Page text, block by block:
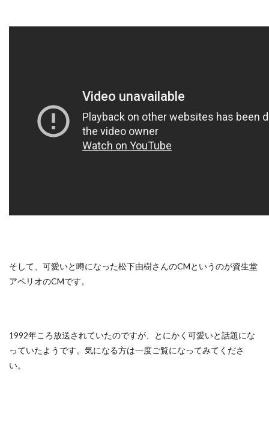
そして、可愛いと噂になった松下由樹さんのCMというのが資生堂
アペリオのCMです。
1992年ころ放送されていたのですが、とにかく可愛いと話題にな
っていたようです。気になる方は一度ご覧になってみてくださ
い。